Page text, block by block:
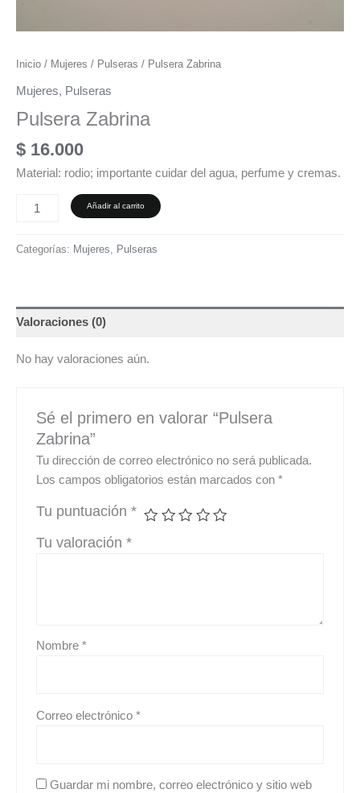
Inicio / Mujeres / Pulseras / Pulsera Zabrina
Mujeres, Pulseras
Pulsera Zabrina
$ 16.000
Material: rodio; importante cuidar del agua, perfume y cremas.
Añadir al carrito
Categorías: Mujeres, Pulseras
Valoraciones (0)
No hay valoraciones aún.
Sé el primero en valorar “Pulsera
Zabrina”
Tu dirección de correo electrónico no será publicada.
Los campos obligatorios están marcados con*
Tu puntuación*
Tu valoración*
Nombre*
Correo electrónico*
Guardar mi nombre, correo electrónico y sitio web